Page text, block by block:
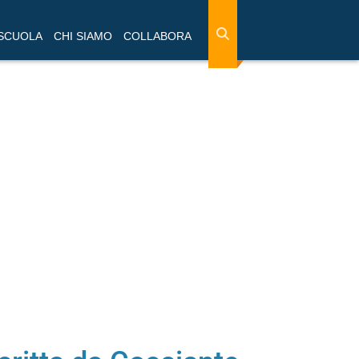
CHI SIAMO COLLABORA